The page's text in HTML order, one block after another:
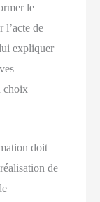
le
l’acte de
expliquer
choix
doit
de